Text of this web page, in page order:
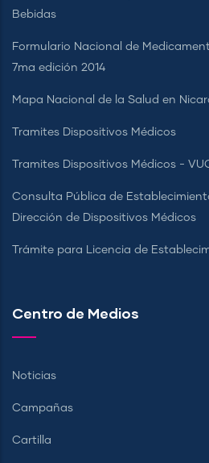
Bebidas
Formulario Nacional de
7ma edición 2014
Mapa Nacional de la Salud en
Tramites Dispositivos Médicos
Tramites Dispositivos Médicos -
Consulta Pública de
Dirección de Dispositivos Médicos
Trámite para Licencia de
Centro de Medios
Noticias
Campañas
Cartilla